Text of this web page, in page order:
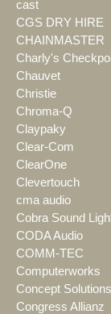
cast
CGS DRY HIRE
CHAINMASTER
Charly's
Chauvet
Christie
Chroma-Q
Claypaky
Clear-Com
ClearOne
Clevertouch
cma audio
Cobra Sound
CODA Audio
COMM-TEC
Computerworks
Concept Solutions
Congress Allianz